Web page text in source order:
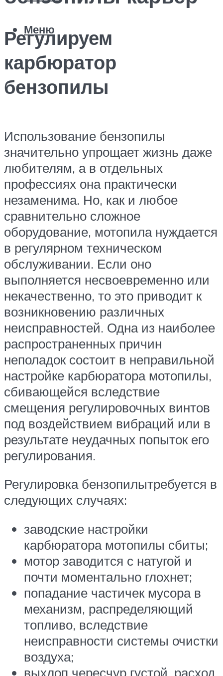
Меню
Регулируем
карбюратор
бензопилы
Использование бензопилы
значительно упрощает жизнь даже
любителям, а в отдельных
профессиях она практически
незаменима. Но, как и любое
сравнительно сложное
оборудование, мотопила нуждается
в регулярном техническом
обслуживании. Если оно
выполняется несвоевременно или
некачественно, то это приводит к
возникновению различных
неисправностей. Одна из наиболее
распространенных причин
неполадок состоит в неправильной
настройке карбюратора мотопилы,
сбивающейся вследствие
смещения регулировочных винтов
под воздействием вибраций или в
результате неудачных попыток его
регулирования.
Регулировка бензопилытребуется в
следующих случаях:
заводские настройки
карбюратора мотопилы сбиты;
мотор заводится с натугой и
почти моментально глохнет;
попадание частичек мусора в
механизм, распределяющий
топливо, вследствие
неисправности системы очистки
воздуха;
выхлоп чересчур густой, расход